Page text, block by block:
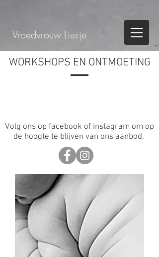
Vroedvrouw Liesje
WORKSHOPS EN ONTMOETING
Volg ons op facebook of instagram om op
de hoogte te blijven van ons aanbod.